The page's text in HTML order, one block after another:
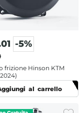
-5%
frizione Hinson KTM